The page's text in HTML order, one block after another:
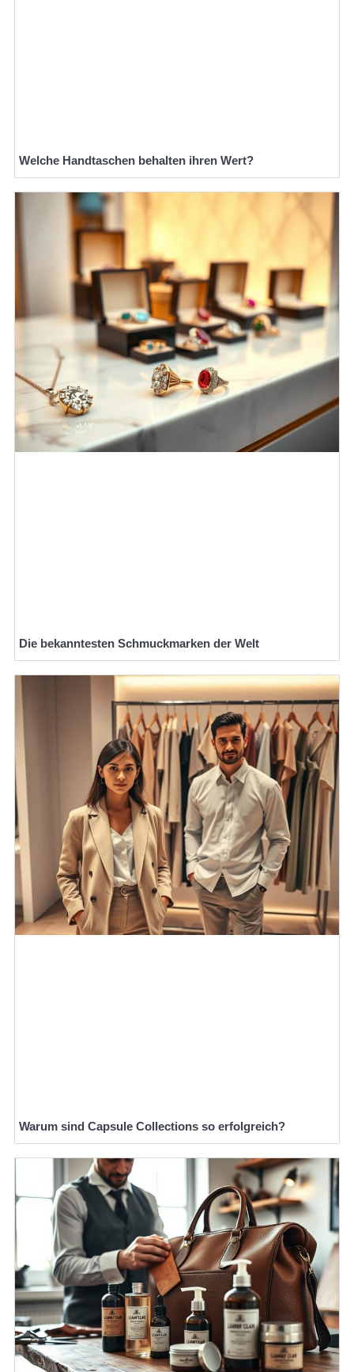
Welche Handtaschen behalten ihren Wert?
Die bekanntesten Schmuckmarken der Welt
Warum sind Capsule Collections so erfolgreich?